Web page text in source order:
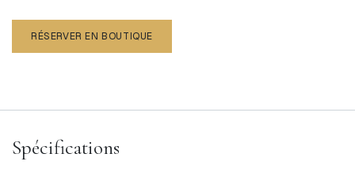
RÉSERVER EN BOUTIQUE
Spécifications